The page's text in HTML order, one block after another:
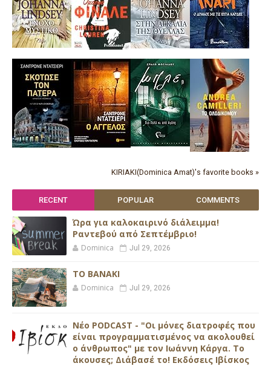
KIRIAKI(Dominica Amat)'s favorite books »
RECENT POPULAR COMMENTS
Ώρα για καλοκαιρινό διάλειμμα!
Ραντεβού από Σεπτέμβριο!
Dominica Jul 29, 2026
ΤΟ ΒΑΝΑΚΙ
Dominica Jul 29, 2026
Νέο PODCAST - "Οι μόνες διατροφές που
είναι προγραμματισμένος να ακολουθεί
ο άνθρωπος" με τον Ιωάννη Κάργα. Το
άκουσες; Διάβασέ το! Εκδόσεις Ιβίσκος